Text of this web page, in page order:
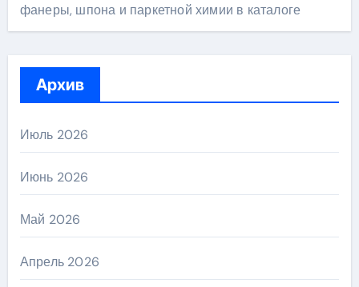
фанеры, шпона и паркетной химии в каталоге
Архив
Июль 2026
Июнь 2026
Май 2026
Апрель 2026